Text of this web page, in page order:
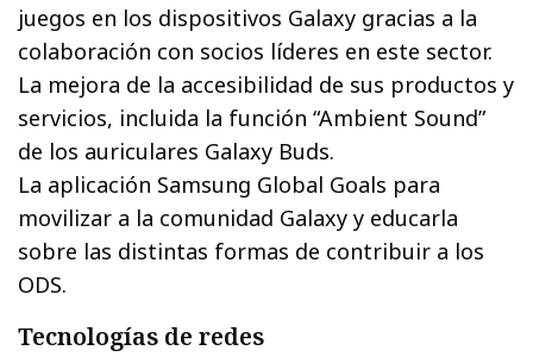
juegos en los dispositivos Galaxy gracias a la
colaboración con socios líderes en este sector.
La mejora de la accesibilidad de sus productos y
servicios, incluida la función “Ambient Sound”
de los auriculares Galaxy Buds.
La aplicación Samsung Global Goals para
movilizar a la comunidad Galaxy y educarla
sobre las distintas formas de contribuir a los
ODS.
Tecnologías de redes